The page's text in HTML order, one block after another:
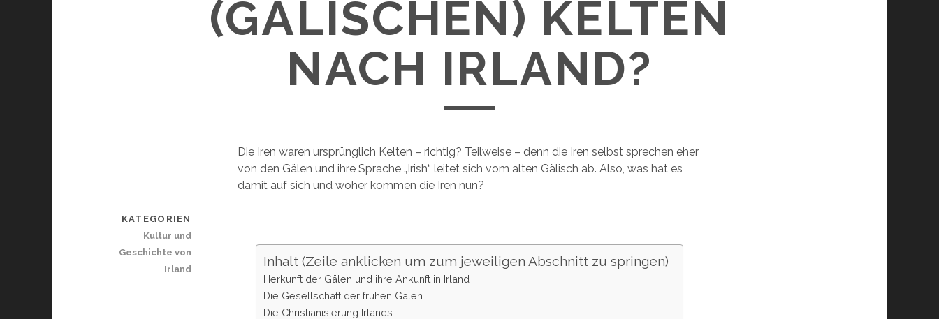
(GÄLISCHEN) KELTEN
NACH IRLAND?
Die Iren waren ursprünglich Kelten – richtig? Teilweise – denn die Iren selbst sprechen eher
von den Gälen und ihre Sprache „Irish“ leitet sich vom alten Gälisch ab. Also, was hat es
damit auf sich und woher kommen die Iren nun?
Inhalt (Zeile anklicken um zum jeweiligen Abschnitt zu springen)
Herkunft der Gälen und ihre Ankunft in Irland
Die Gesellschaft der frühen Gälen
Die Christianisierung Irlands
KATEGORIEN
Kultur und
Geschichte von
Irland